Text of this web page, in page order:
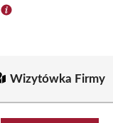
Wizytówka Firmy